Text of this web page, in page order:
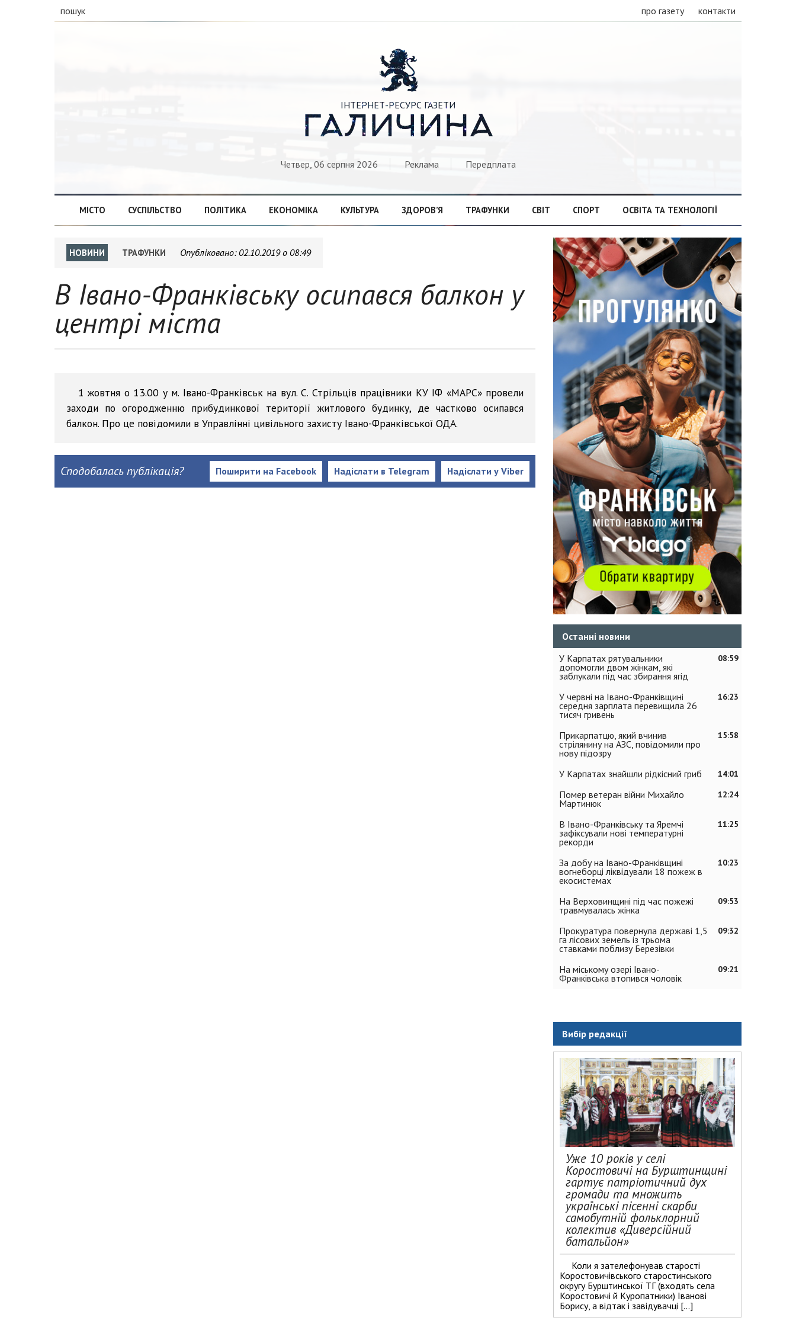
пошук про газету контакти

ІНТЕРНЕТ-РЕСУРС ГАЗЕТИ
ГАЛИЧИНА
Четвер, 06 серпня 2026 Реклама Передплата
МІСТО СУСПІЛЬСТВО ПОЛІТИКА ЕКОНОМІКА КУЛЬТУРА ЗДОРОВ’Я ТРАФУНКИ СВІТ СПОРТ ОСВІТА ТА ТЕХНОЛОГІЇ
НОВИНИ ТРАФУНКИ Опубліковано: 02.10.2019 о 08:49
В Івано-Франківську осипався балкон у
центрі міста
1 жовтня о 13.00 у м. Івано-Франківськ на вул. С. Стрільців працівники КУ ІФ «МАРС» провели
заходи по огородженню прибудинкової території житлового будинку, де частково осипався
балкон. Про це повідомили в Управлінні цивільного захисту Івано-Франківської ОДА.
Сподобалась публікація? Надіслати у Viber
Надіслати в Telegram
Поширити на Facebook
Останні новини
08:59
У Карпатах рятувальники
допомогли двом жінкам, які
заблукали під час збирання ягід
16:23
У червні на Івано-Франківщині
середня зарплата перевищила 26
тисяч гривень
15:58
Прикарпатцю, який вчинив
стрілянину на АЗС, повідомили про
нову підозру
14:01
У Карпатах знайшли рідкісний гриб
12:24
Помер ветеран війни Михайло
Мартинюк
11:25
В Івано-Франківську та Яремчі
зафіксували нові температурні
рекорди
10:23
За добу на Івано-Франківщині
вогнеборці ліквідували 18 пожеж в
екосистемах
09:53
На Верховинщині під час пожежі
травмувалась жінка
09:32
Прокуратура повернула державі 1,5
га лісових земель із трьома
ставками поблизу Березівки
09:21
На міському озері Івано-
Франківська втопився чоловік
Вибір редакції
Уже 10 років у селі
Коростовичі на Бурштинщині
гартує патріотичний дух
громади та множить
українські пісенні скарби
самобутній фольклорний
колектив «Диверсійний
батальйон»
Коли я зателефонував старості
Коростовичівського старостинського
округу Бурштинської ТГ (входять села
Коростовичі й Куропатники) Іванові
Борису, а відтак і завідувачці […]